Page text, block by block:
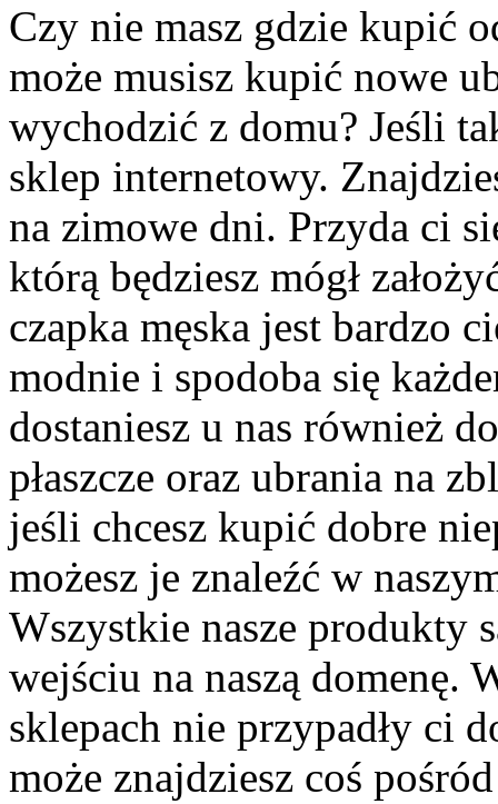
Czy nie masz gdzie kupić
może musisz kupić nowe
wychodzić z domu? Jeśli
sklep internetowy.
na zimowe dni. Przyda ci
którą będziesz mógł
czapka męska jest bardzo
modnie i spodoba się
dostaniesz u nas również
płaszcze oraz ubrania na
jeśli chcesz kupić dobre
możesz je znaleźć w
Wszystkie nasze produkty
wejściu na naszą domenę.
sklepach nie przypadły ci
może znajdziesz coś